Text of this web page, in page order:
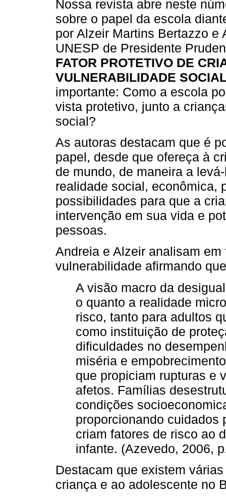
Nossa revista abre neste
sobre o papel da escola
por Alzeir Martins Bertazzo
UNESP de Presidente
FATOR PROTETIVO DE
VULNERABILIDADE
importante: Como a escola
vista protetivo, junto a
social?
As autoras destacam que é
papel, desde que ofereça à
de mundo, de maneira a
realidade social, econômica,
possibilidades para que a
intervenção em sua vida e
pessoas.
Andreia e Alzeir analisam
vulnerabilidade afirmando
A visão macro da
o quanto a realidade
risco, tanto para adultos
como instituição de
dificuldades no
miséria e
que propiciam rupturas e
afetos. Famílias
condições
proporcionando cuidados
criam fatores de risco ao
infante. (Azevedo, 2006,
Destacam que existem
criança e ao adolescente no